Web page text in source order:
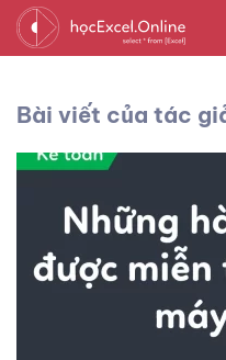
Bài viết của tác